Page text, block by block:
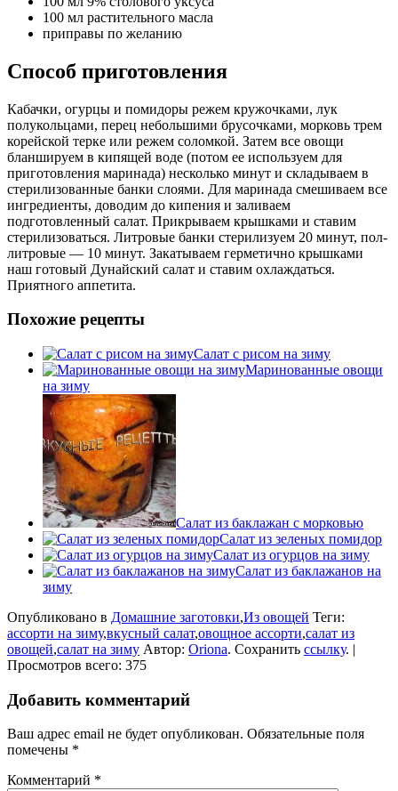
100 мл растительного масла
приправы по желанию
Способ приготовления
Кабачки, огурцы и помидоры режем кружочками, лук
полукольцами, перец небольшими брусочками, морковь трем
корейской терке или режем соломкой. Затем все овощи
бланшируем в кипящей воде (потом ее используем для
приготовления маринада) несколько минут и складываем в
стерилизованные банки слоями. Для маринада смешиваем все
ингредиенты, доводим до кипения и заливаем
подготовленный салат. Прикрываем крышками и ставим
стерилизоваться. Литровые банки стерилизуем 20 минут, пол-
литровые — 10 минут. Закатываем герметично крышками
наш готовый Дунайский салат и ставим охлаждаться.
Приятного аппетита.
Похожие рецепты
Салат с рисом на зиму
Маринованные овощи
на зиму
Салат из баклажан с морковью
Салат из зеленых помидор
Салат из огурцов на зиму
Салат из баклажанов на
зиму
Опубликовано в Домашние заготовки,Из овощей Теги:
ассорти на зиму,вкусный салат,овощное ассорти,салат из
овощей,салат на зиму Автор: Oriona. Сохранить ссылку. |
Просмотров всего: 375
Добавить комментарий
Ваш адрес email не будет опубликован. Обязательные поля
помечены *
Комментарий *